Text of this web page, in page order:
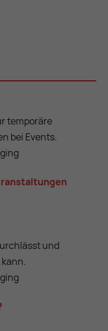
temporäre
bei Events.
und